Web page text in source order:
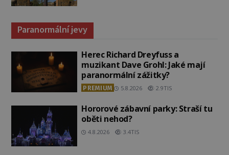
Paranormální jevy
Herec Richard Dreyfuss a
muzikant Dave Grohl: Jaké mají
paranormální zážitky?
PREMIUM 5.8.2026 2.9TIS
Hororové zábavní parky: Straší tu
oběti nehod?
4.8.2026 3.4TIS